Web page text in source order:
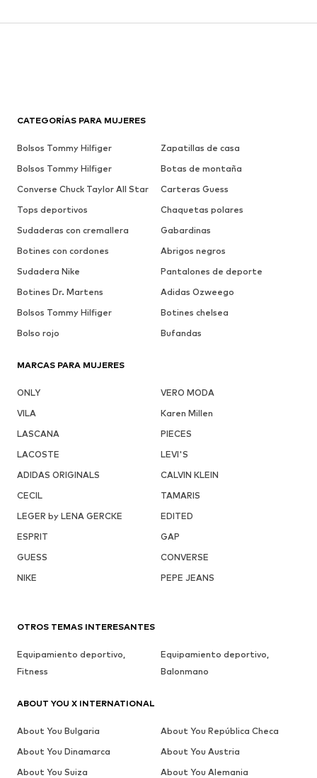
CATEGORÍAS PARA MUJERES
Bolsos Tommy Hilfiger
Zapatillas de casa
Bolsos Tommy Hilfiger
Botas de montaña
Converse Chuck Taylor All Star
Carteras Guess
Tops deportivos
Chaquetas polares
Sudaderas con cremallera
Gabardinas
Botines con cordones
Abrigos negros
Sudadera Nike
Pantalones de deporte
Botines Dr. Martens
Adidas Ozweego
Bolsos Tommy Hilfiger
Botines chelsea
Bolso rojo
Bufandas
MARCAS PARA MUJERES
ONLY
VERO MODA
VILA
Karen Millen
LASCANA
PIECES
LACOSTE
LEVI'S
ADIDAS ORIGINALS
CALVIN KLEIN
CECIL
TAMARIS
LEGER by LENA GERCKE
EDITED
ESPRIT
GAP
GUESS
CONVERSE
NIKE
PEPE JEANS
OTROS TEMAS INTERESANTES
Equipamiento deportivo,
Fitness
Equipamiento deportivo,
Balonmano
ABOUT YOU X INTERNATIONAL
About You Bulgaria
About You República Checa
About You Dinamarca
About You Austria
About You Suiza
About You Alemania